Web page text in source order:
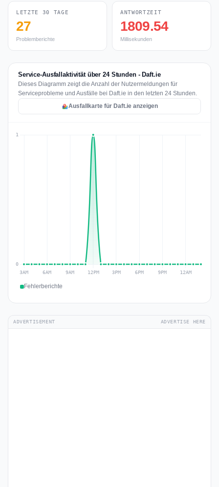
LETZTE 30 TAGE
27
Problemberichte
ANTWORTZEIT
1809.54
Millisekunden
Service-Ausfallaktivität über 24 Stunden - Daft.ie
Dieses Diagramm zeigt die Anzahl der Nutzermeldungen für
Serviceprobleme und Ausfälle bei Daft.ie in den letzten 24 Stunden.
Ausfallkarte für Daft.ie anzeigen
Fehlerberichte
ADVERTISEMENT ADVERTISE HERE